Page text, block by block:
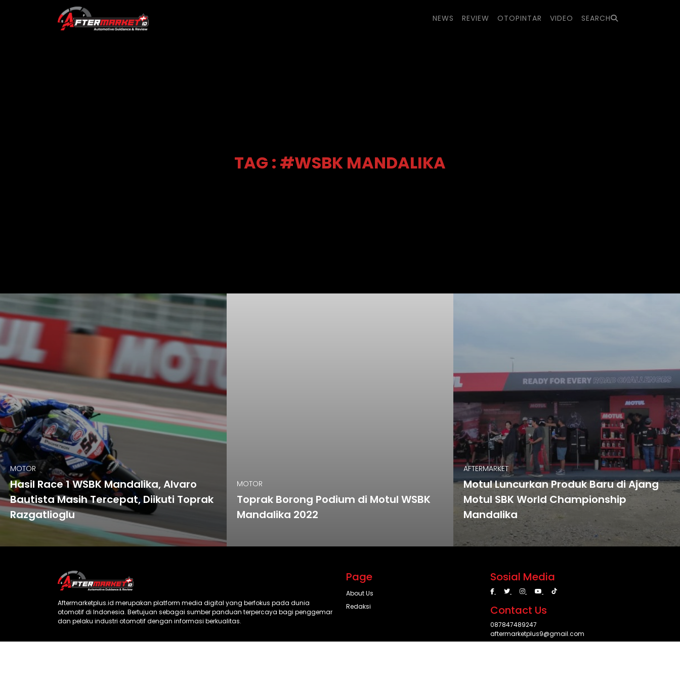
NEWS REVIEW OTOPINTAR VIDEO SEARCH
TAG : #WSBK MANDALIKA
MOTOR
Hasil Race 1 WSBK Mandalika, Alvaro
Bautista Masih Tercepat, Diikuti Toprak
Razgatlioglu
MOTOR
Toprak Borong Podium di Motul WSBK
Mandalika 2022
AFTERMARKET
Motul Luncurkan Produk Baru di Ajang
Motul SBK World Championship
Mandalika
Aftermarketplus.id merupakan platform media digital yang berfokus pada dunia
otomotif di Indonesia. Bertujuan sebagai sumber panduan terpercaya bagi penggemar
dan pelaku industri otomotif dengan informasi berkualitas.
Page
About Us
Redaksi
Sosial Media
Contact Us
087847489247
aftermarketplus9@gmail.com